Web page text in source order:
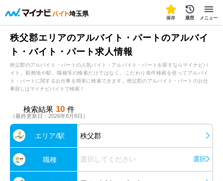
埼玉県
保存 履歴 メニュー
秩父郡エリアのアルバイト・パートのアルバイ
ト・バイト・パート求人情報
秩父郡のアルバイト・パートの人気バイト・アルバイト・パートを探すならマイナビバ
イト。勤務地や駅、職種等の検索だけではなく、こだわり条件検索を使ってアルバイ
ト・パートに関するお仕事を簡単に検索できます。秩父郡のアルバイト・パートのお仕
事探しはマイナビバイトで検索！
検索結果 10 件
（最終更新日：2026年8月8日）
エリア/駅 秩父郡
職種 選択してください 選択